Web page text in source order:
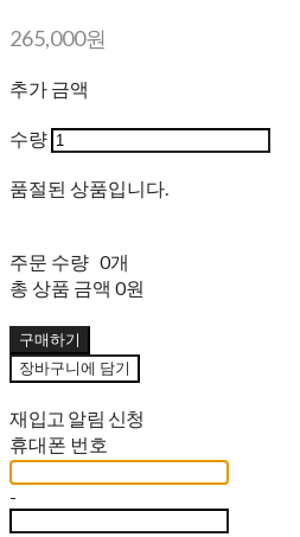
265,000원
추가 금액
수량
품절된 상품입니다.
주문 수량 0개
총 상품 금액 0원
구매하기
장바구니에 담기
재입고 알림 신청
휴대폰 번호
-